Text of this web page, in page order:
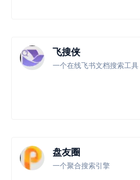
飞搜侠
一个在线飞书文档搜索工具
盘友圈
一个聚合搜索引擎